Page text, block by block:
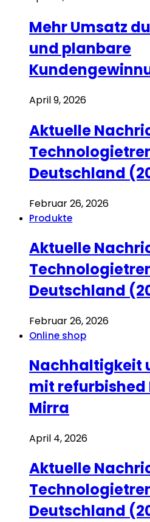
Mehr Umsatz
und planbare
April 9, 2026
Aktuelle
Deutschland
Februar 26, 2026
Produkte
Aktuelle
Deutschland
Februar 26, 2026
Online shop
Nachhaltigkeit
mit refurbished
Mirra
April 4, 2026
Aktuelle
Deutschland